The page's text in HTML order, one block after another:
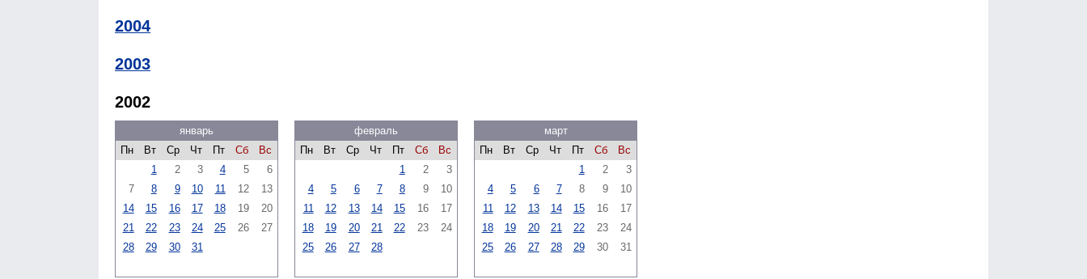
2004
2003
2002
январь
Пн
Вт Ср Чт Пт Сб
Вс
1
2 3 4 5
6
7
8 9 10 11 12
13
14
15 16 17 18 19
20
21
22 23 24 25 26
27
28
29 30 31
февраль
Пн
Вт Ср Чт Пт Сб
Вс
1
2
3
4
5 6 7 8 9
10
11
12 13 14 15 16
17
18
19 20 21 22 23
24
25
26 27 28
март
Пн
Вт Ср Чт Пт Сб
Вс
1
2
3
4
5 6 7 8 9
10
11
12 13 14 15 16
17
18
19 20 21 22 23
24
25
26 27 28 29 30 31